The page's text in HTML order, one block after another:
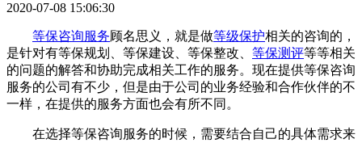
2020-07-08 15:06:30
等保咨询服务顾名思义，就是做等级保护相关的咨询的，
是针对有等保规划、等保建设、等保整改、 等保测评等等相关
的问题的解答和协助完成相关工作的服务。现在提供等保咨询
服务的公司有不少，但是由于公司的业务经验和合作伙伴的不
一样，在提供的服务方面也会有所不同。
在选择等保咨询服务的时候，需要结合自己的具体需求来